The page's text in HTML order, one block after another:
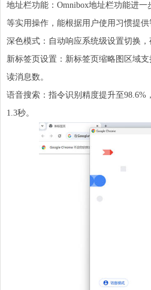
地址栏功能：Omnibox地址栏功能进
等实用操作，能根据用户使用习惯提
深色模式：自动响应系统级设置切换
新标签页设置：新标签页缩略图区域
读消息数。
语音搜索：指令识别精度提升至
1.3秒。